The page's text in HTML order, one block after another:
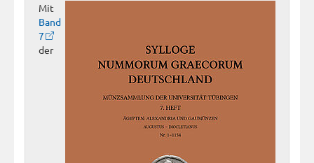
Mit
Band
7
der